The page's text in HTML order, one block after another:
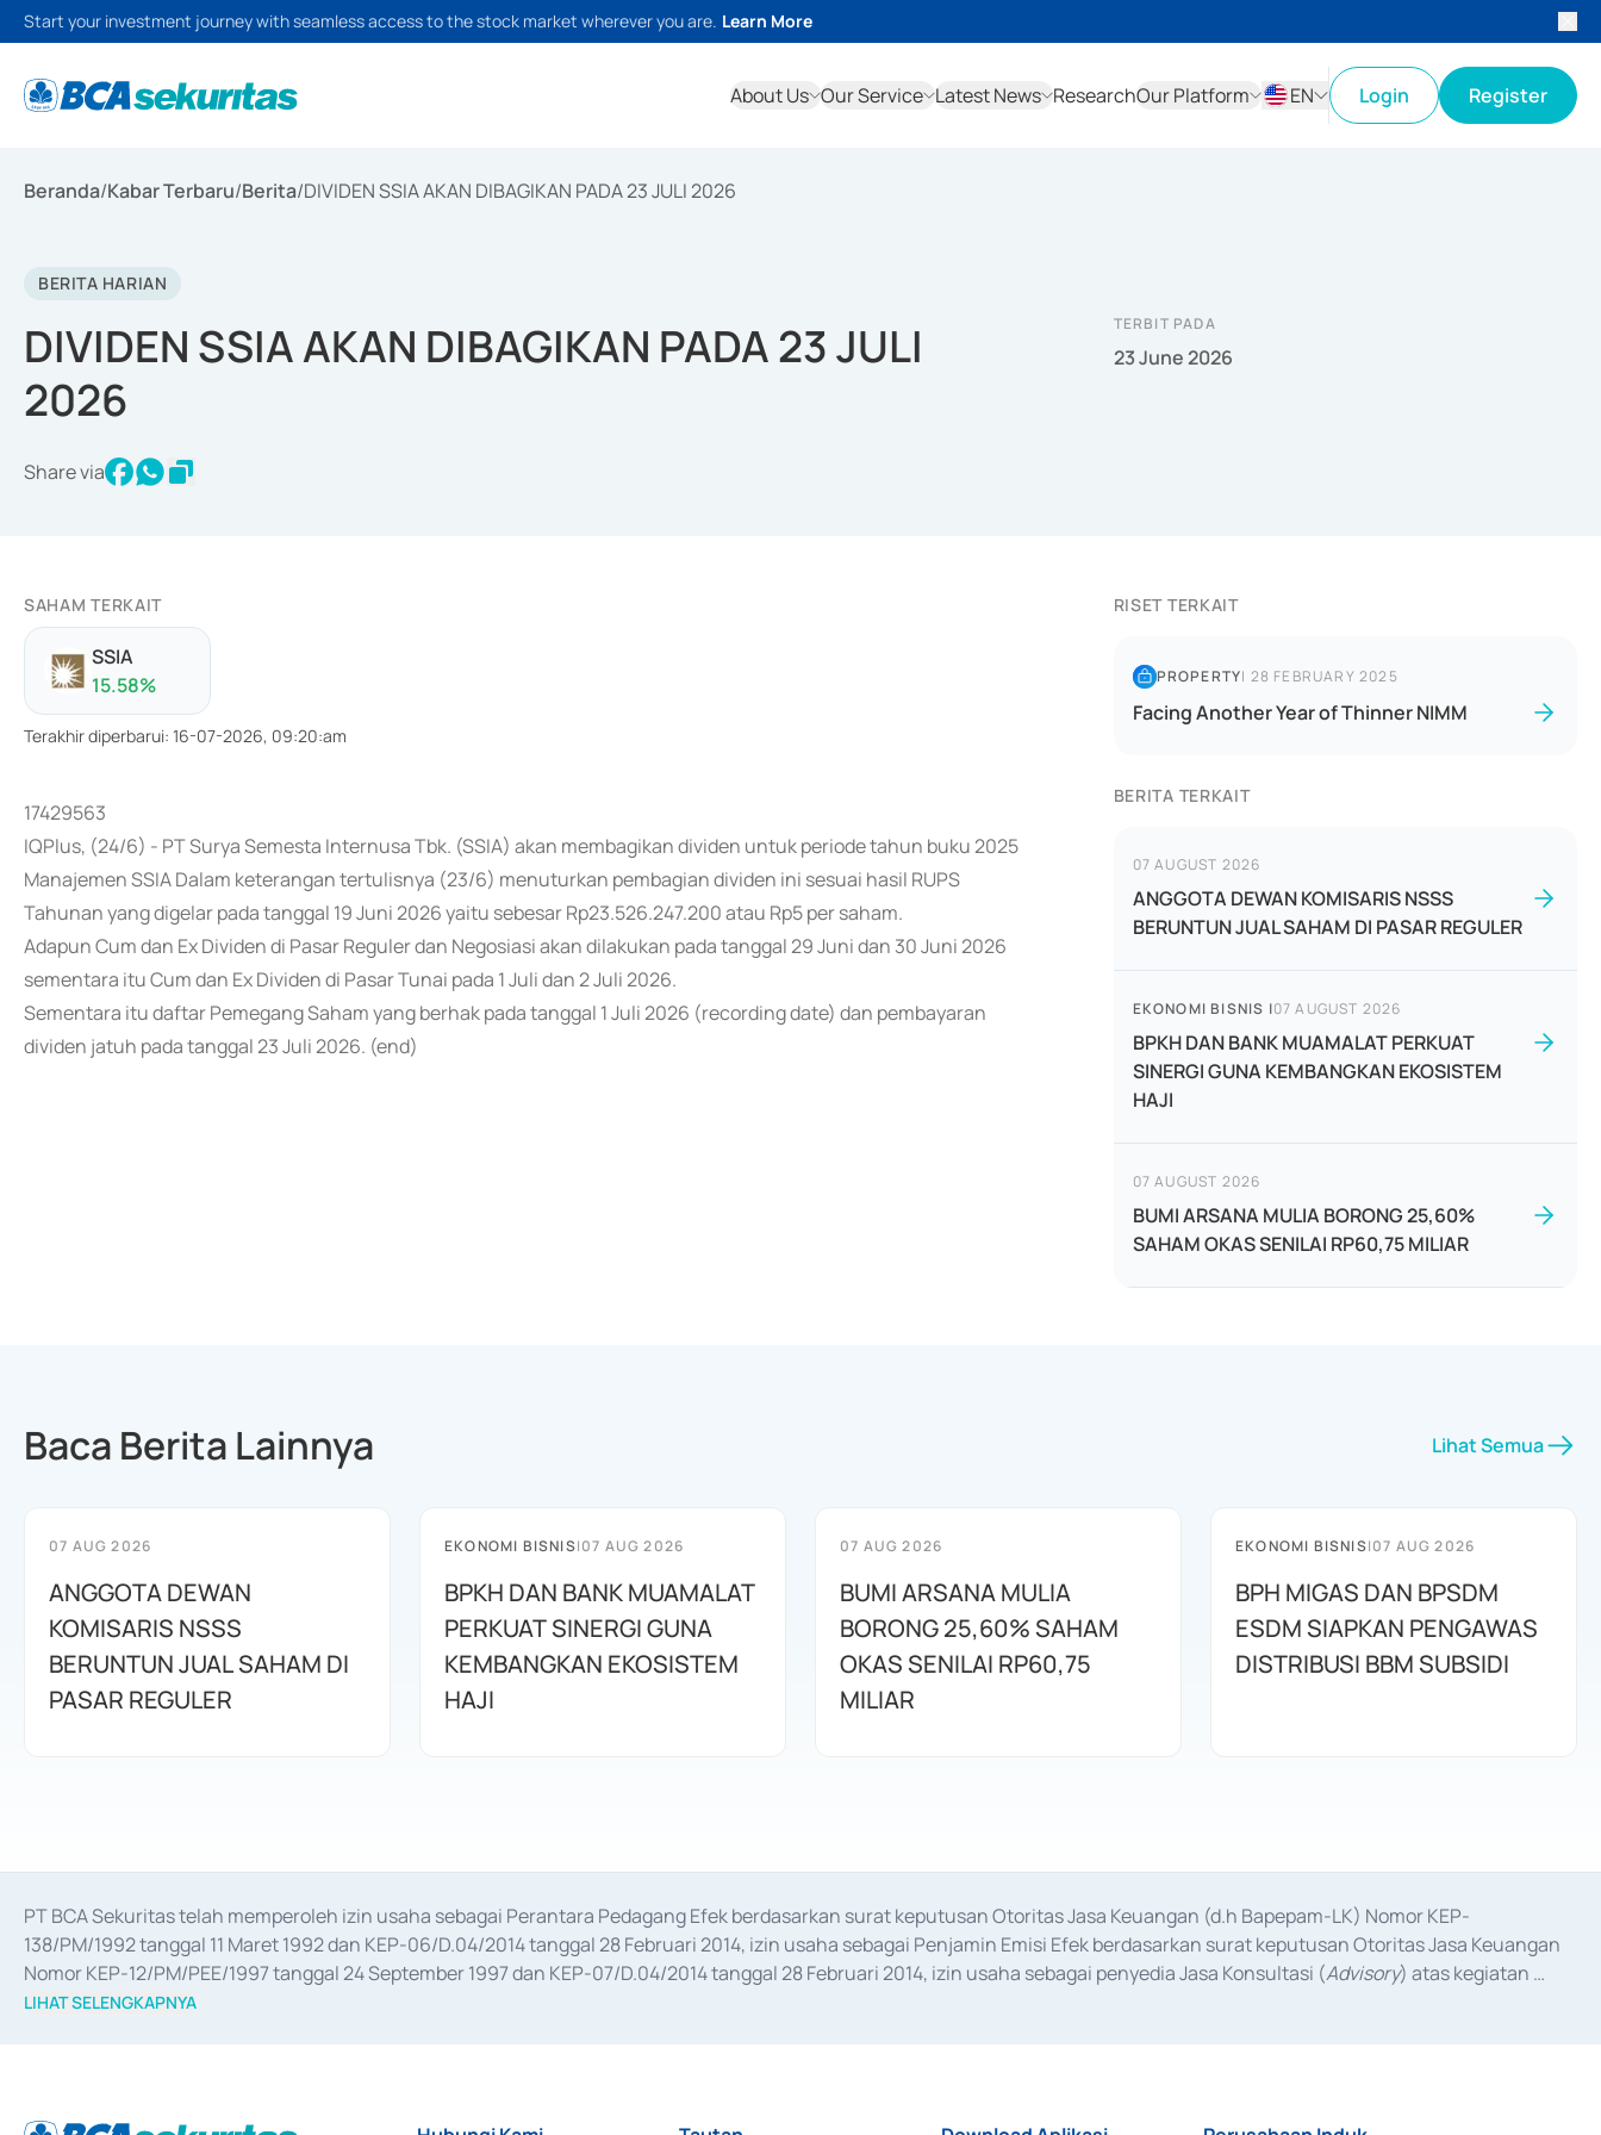
Start your investment journey with seamless access to the stock market wherever you are. Learn More
About Us Our Service Latest News ResearchOur Platform
EN
Login Register
Beranda/Kabar Terbaru/Berita/DIVIDEN SSIA AKAN DIBAGIKAN PADA 23 JULI 2026
BERITA HARIAN
DIVIDEN SSIA AKAN DIBAGIKAN PADA 23 JULI
2026
Share via
TERBIT PADA
23 June 2026
SAHAM TERKAIT
SSIA
15.58%
Terakhir diperbarui: 16-07-2026, 09:20:am
17429563
IQPlus, (24/6) - PT Surya Semesta Internusa Tbk. (SSIA) akan membagikan dividen untuk periode tahun buku 2025
Manajemen SSIA Dalam keterangan tertulisnya (23/6) menuturkan pembagian dividen ini sesuai hasil RUPS
Tahunan yang digelar pada tanggal 19 Juni 2026 yaitu sebesar Rp23.526.247.200 atau Rp5 per saham.
Adapun Cum dan Ex Dividen di Pasar Reguler dan Negosiasi akan dilakukan pada tanggal 29 Juni dan 30 Juni 2026
sementara itu Cum dan Ex Dividen di Pasar Tunai pada 1 Juli dan 2 Juli 2026.
Sementara itu daftar Pemegang Saham yang berhak pada tanggal 1 Juli 2026 (recording date) dan pembayaran
dividen jatuh pada tanggal 23 Juli 2026. (end)
RISET TERKAIT
PROPERTY| 28 FEBRUARY 2025
Facing Another Year of Thinner NIMM
BERITA TERKAIT
07 AUGUST 2026
ANGGOTA DEWAN KOMISARIS NSSS
BERUNTUN JUAL SAHAM DI PASAR REGULER
EKONOMI BISNIS |07 AUGUST 2026
BPKH DAN BANK MUAMALAT PERKUAT
SINERGI GUNA KEMBANGKAN EKOSISTEM
HAJI
07 AUGUST 2026
BUMI ARSANA MULIA BORONG 25,60%
SAHAM OKAS SENILAI RP60,75 MILIAR
Baca Berita Lainnya Lihat Semua
07 AUG 2026
ANGGOTA DEWAN
KOMISARIS NSSS
BERUNTUN JUAL SAHAM DI
PASAR REGULER
EKONOMI BISNIS|07 AUG 2026
BPKH DAN BANK MUAMALAT
PERKUAT SINERGI GUNA
KEMBANGKAN EKOSISTEM
HAJI
07 AUG 2026
BUMI ARSANA MULIA
BORONG 25,60% SAHAM
OKAS SENILAI RP60,75
MILIAR
EKONOMI BISNIS|07 AUG 2026
BPH MIGAS DAN BPSDM
ESDM SIAPKAN PENGAWAS
DISTRIBUSI BBM SUBSIDI
PT BCA Sekuritas telah memperoleh izin usaha sebagai Perantara Pedagang Efek berdasarkan surat keputusan Otoritas Jasa Keuangan (d.h Bapepam-LK) Nomor KEP-
138/PM/1992 tanggal 11 Maret 1992 dan KEP-06/D.04/2014 tanggal 28 Februari 2014, izin usaha sebagai Penjamin Emisi Efek berdasarkan surat keputusan Otoritas Jasa Keuangan
Nomor KEP-12/PM/PEE/1997 tanggal 24 September 1997 dan KEP-07/D.04/2014 tanggal 28 Februari 2014, izin usaha sebagai penyedia Jasa Konsultasi (Advisory) atas kegiatan
merger, akuisisi, divestasi, dan
LIHAT SELENGKAPNYA